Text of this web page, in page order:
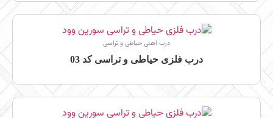
درب اهنی حیاطی و تراسی
درب فلزی حیاطی و تراسی کد 03